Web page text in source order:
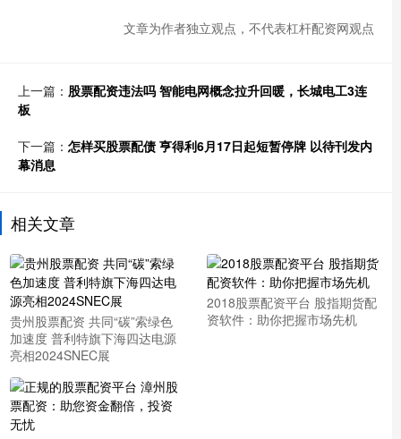
文章为作者独立观点，不代表杠杆配资网观点
上一篇： 股票配资违法吗 智能电网概念拉升回暖，长城电工3连
板
下一篇： 怎样买股票配债 亨得利6月17日起短暂停牌 以待刊发内
幕消息
相关文章
贵州股票配资 共同“碳”索绿色
加速度 普利特旗下海四达电源
亮相2024SNEC展
2018股票配资平台 股指期货配
资软件：助你把握市场先机